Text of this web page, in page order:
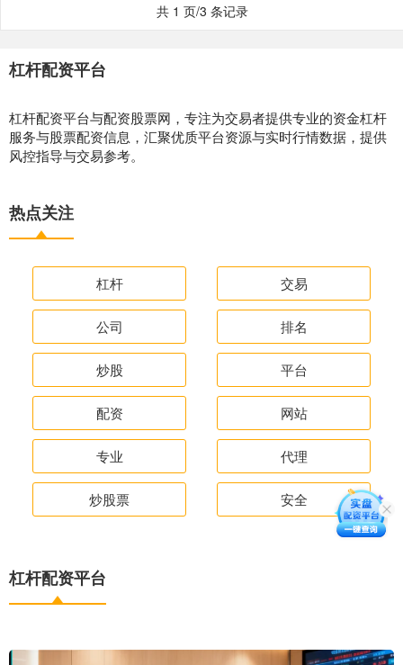
共 1 页/3 条记录
杠杆配资平台
杠杆配资平台与配资股票网，专注为交易者提供专业的资金杠杆
服务与股票配资信息，汇聚优质平台资源与实时行情数据，提供
风控指导与交易参考。
热点关注
杠杆 交易
公司 排名
炒股 平台
配资 网站
专业 代理
炒股票 安全
杠杆配资平台